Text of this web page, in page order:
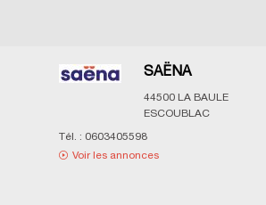
SAËNA
44500
LA BAULE
ESCOUBLAC
Tél. : 0603405598
Voir les annonces